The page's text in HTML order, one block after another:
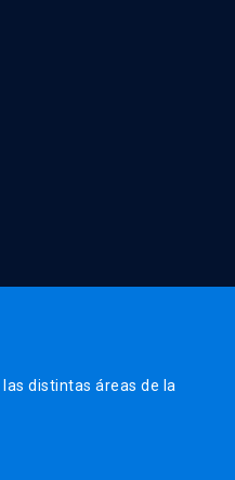
distintas áreas de la